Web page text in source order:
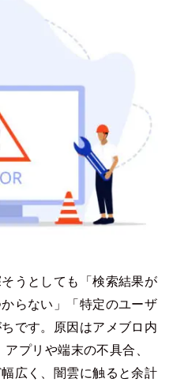
うとしても「検索結果が
らない」「特定のユーザ
です。原因はアメブロ内
プリや端末の不具合、
広く、闇雲に触ると余計